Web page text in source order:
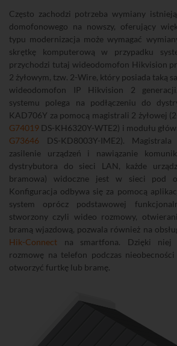
Często zachodzi potrzeba wymiany
domofonowego na nowszy, oferujący
typu modernizacja może wymagać
skrętkę komputerową w przypadku
przychodzi tutaj wideodomofon Hikvision
2 żyłowym, tzw. 2-Wire, który posiada taką
wideodomofon IP Hikvision 2
systemu polega na podłączeniu do
KAD706Y za pomocą magistrali 2 żyłowej
G74019 DS-KH6320Y-WTE2) i modułu
G73646 DS-KD8003Y-IME2).
zasilenie urządzeń i nawiązanie
dystrybutora do sieci LAN, każde
bramowa) widoczne jest w sieci pod
Konfiguracja odbywa się za pomocą
system oprócz podstawowej
stworzony czyli wideo rozmowy,
bramą wjazdową, pozwala również na
Hik-Connect na smartfona. Dzięki niej
rozmowę na telefon podczas
otworzyć furtkę lub bramę.